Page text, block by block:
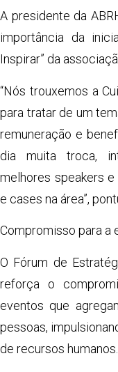
A presidente da
importância da
Inspirar” da
“Nós trouxemos a
para tratar de um
remuneração e
dia muita troca,
melhores speakers
e cases na área”,
Compromisso para a
O Fórum de
reforça o
eventos que
pessoas,
de recursos humanos.